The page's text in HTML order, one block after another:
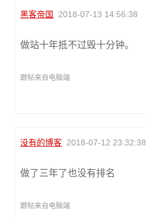
黑客帝国 2018-07-13 14:56:38
做站十年抵不过毁十分钟。
跟帖来自电脑端
没有的博客 2018-07-12 23:32:38
做了三年了也没有排名
跟帖来自电脑端